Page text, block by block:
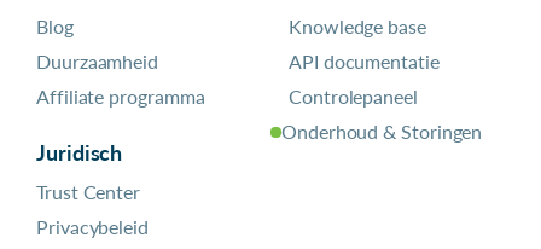
Blog
Duurzaamheid
Affiliate programma
Juridisch
Trust Center
Privacybeleid
Knowledge base
API documentatie
Controlepaneel
Onderhoud & Storingen